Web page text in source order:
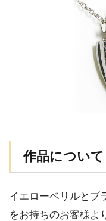
作品について
イエローベリルとブ
をお持ちのお客様よ